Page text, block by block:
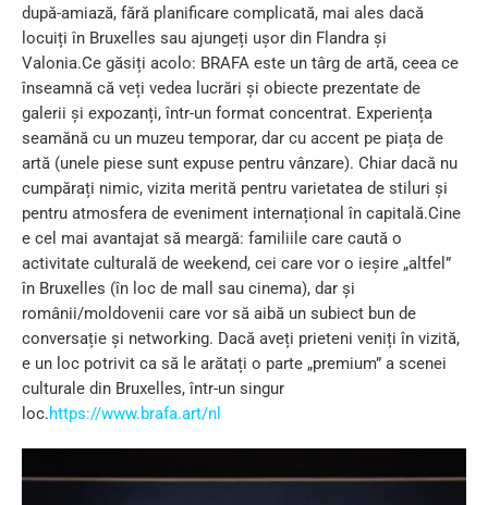
după-amiază, fără planificare complicată, mai ales dacă
locuiți în Bruxelles sau ajungeți ușor din Flandra și
Valonia.Ce găsiți acolo: BRAFA este un târg de artă, ceea ce
înseamnă că veți vedea lucrări și obiecte prezentate de
galerii și expozanți, într-un format concentrat. Experiența
seamănă cu un muzeu temporar, dar cu accent pe piața de
artă (unele piese sunt expuse pentru vânzare). Chiar dacă nu
cumpărați nimic, vizita merită pentru varietatea de stiluri și
pentru atmosfera de eveniment internațional în capitală.Cine
e cel mai avantajat să meargă: familiile care caută o
activitate culturală de weekend, cei care vor o ieșire „altfel”
în Bruxelles (în loc de mall sau cinema), dar și
românii/moldovenii care vor să aibă un subiect bun de
conversație și networking. Dacă aveți prieteni veniți în vizită,
e un loc potrivit ca să le arătați o parte „premium” a scenei
culturale din Bruxelles, într-un singur
loc.https://www.brafa.art/nl